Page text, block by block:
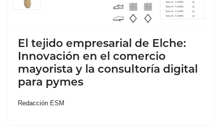
El tejido empresarial de Elche:
Innovación en el comercio
mayorista y la consultoría digital
para pymes
Redacción ESM